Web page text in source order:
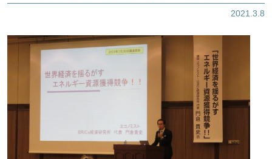
ほくげんこんライブラリ
2021.3.8